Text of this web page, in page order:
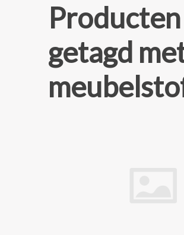
Producten
getagd